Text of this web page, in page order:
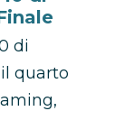
di
quarto